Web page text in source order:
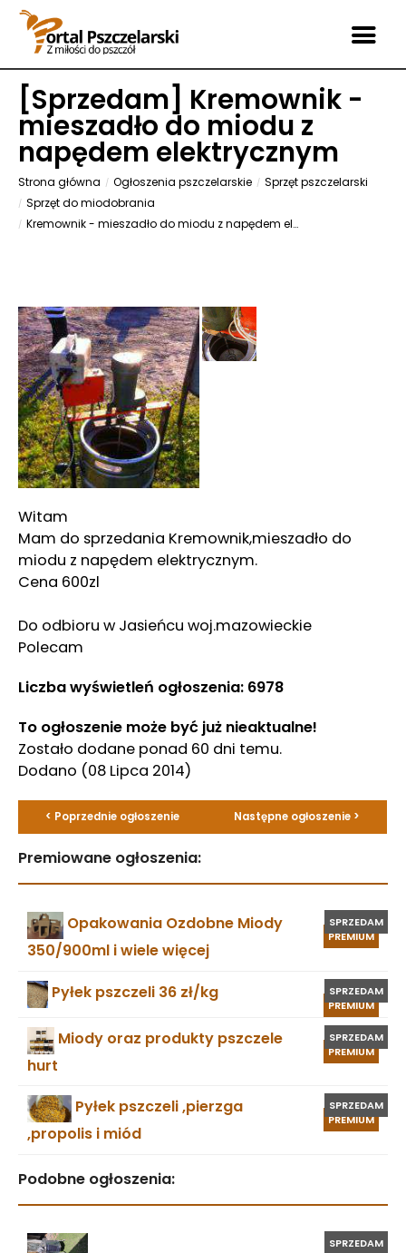
[Sprzedam] Kremownik -
mieszadło do miodu z
napędem elektrycznym
Strona główna Ogłoszenia pszczelarskie
Sprzęt pszczelarski
Sprzęt do miodobrania
Kremownik - mieszadło do miodu z napędem elektrycznym
Witam
Mam do sprzedania Kremownik,mieszadło do
miodu z napędem elektrycznym.
Cena 600zl
Do odbioru w Jasieńcu woj.mazowieckie
Polecam
Liczba wyświetleń ogłoszenia: 6978
To ogłoszenie może być już nieaktualne!
Zostało dodane ponad 60 dni temu.
Dodano (08 Lipca 2014)
< Poprzednie ogłoszenie Następne ogłoszenie >
Premiowane ogłoszenia:
PREMIUM
SPRZEDAM
Opakowania Ozdobne Miody
350/900ml i wiele więcej
PREMIUM
SPRZEDAM
Pyłek pszczeli 36 zł/kg
PREMIUM
SPRZEDAM
Miody oraz produkty pszczele
hurt
PREMIUM
SPRZEDAM
Pyłek pszczeli ,pierzga
,propolis i miód
Podobne ogłoszenia:
SPRZEDAM